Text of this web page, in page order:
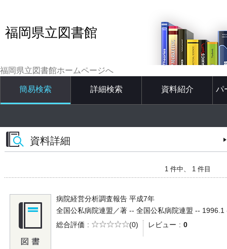
福岡県立図書館
福岡県立図書館ホームページへ
簡易検索 詳細検索 資料紹介 パ
資料詳細
1 件中、 1 件目
病院経営分析調査報告 平成7年
全国公私病院連盟／著 -- 全国公私病院連盟 --
総合評価
5段階評価
(0) レビュー 0